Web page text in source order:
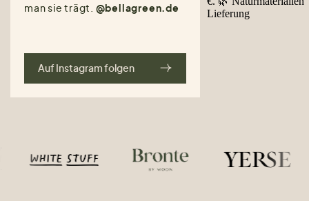
man sie trägt. @bellagreen.de
Auf Instagram folgen